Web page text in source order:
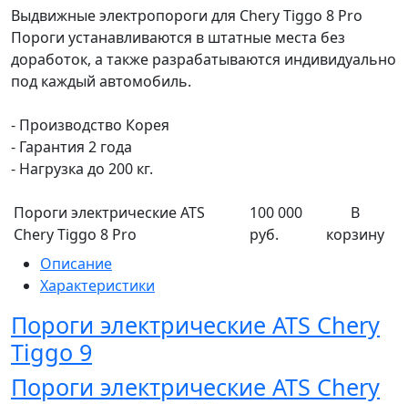
Выдвижные электропороги для Chery Tiggo 8 Pro
Пороги устанавливаются в штатные места без
доработок, а также разрабатываются индивидуально
под каждый автомобиль.
- Производство Корея
- Гарантия 2 года
- Нагрузка до 200 кг.
Пороги электрические ATS
Chery Tiggo 8 Pro
100 000
руб.
В
корзину
Описание
Характеристики
Пороги электрические ATS Chery
Tiggo 9
Пороги электрические ATS Chery